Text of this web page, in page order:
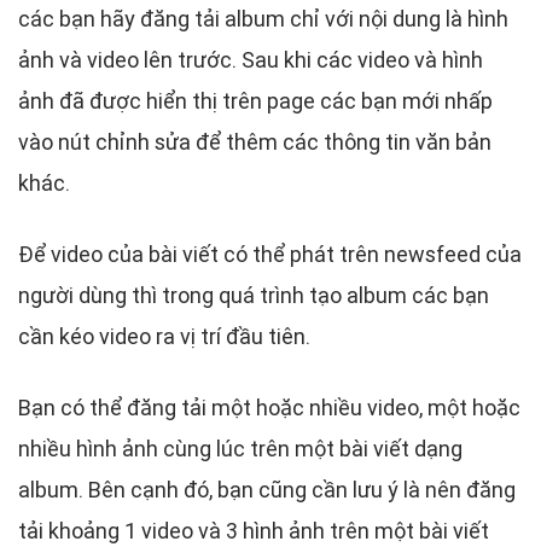
các bạn hãy đăng tải album chỉ với nội dung là hình
ảnh và video lên trước. Sau khi các video và hình
ảnh đã được hiển thị trên page các bạn mới nhấp
vào nút chỉnh sửa để thêm các thông tin văn bản
khác.
Để video của bài viết có thể phát trên newsfeed của
người dùng thì trong quá trình tạo album các bạn
cần kéo video ra vị trí đầu tiên.
Bạn có thể đăng tải một hoặc nhiều video, một hoặc
nhiều hình ảnh cùng lúc trên một bài viết dạng
album. Bên cạnh đó, bạn cũng cần lưu ý là nên đăng
tải khoảng 1 video và 3 hình ảnh trên một bài viết